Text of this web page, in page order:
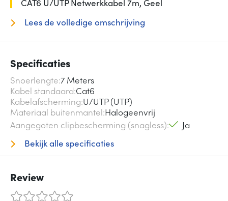
CAT6 U/UTP Netwerkkabel 7m, Geel
Lees de volledige omschrijving
Specificaties
Snoerlengte 7 Meters
Kabel standaard Cat6
Kabelafscherming U/UTP (UTP)
Materiaal buitenmantel Halogeenvrij
Aangegoten clipbescherming (snagless)
Ja
Bekijk alle specificaties
Review